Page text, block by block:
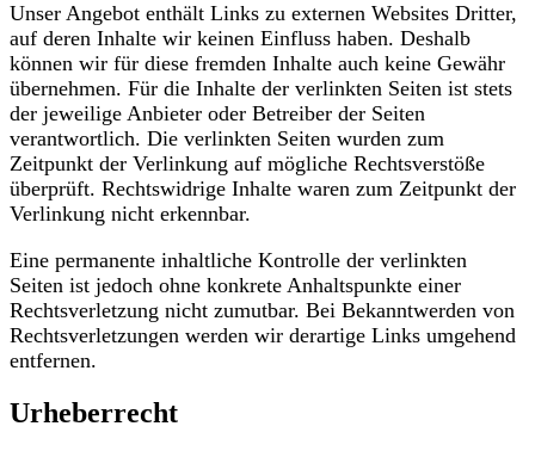
Unser Angebot enthält Links zu externen Websites Dritter,
auf deren Inhalte wir keinen Einfluss haben. Deshalb
können wir für diese fremden Inhalte auch keine Gewähr
übernehmen. Für die Inhalte der verlinkten Seiten ist stets
der jeweilige Anbieter oder Betreiber der Seiten
verantwortlich. Die verlinkten Seiten wurden zum
Zeitpunkt der Verlinkung auf mögliche Rechtsverstöße
überprüft. Rechtswidrige Inhalte waren zum Zeitpunkt der
Verlinkung nicht erkennbar.
Eine permanente inhaltliche Kontrolle der verlinkten
Seiten ist jedoch ohne konkrete Anhaltspunkte einer
Rechtsverletzung nicht zumutbar. Bei Bekanntwerden von
Rechtsverletzungen werden wir derartige Links umgehend
entfernen.
Urheberrecht